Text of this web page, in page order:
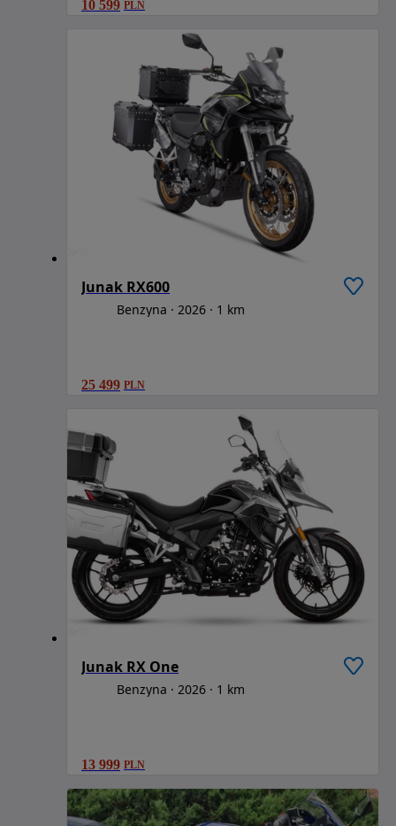
10 599 PLN
Junak RX600
Benzyna 2026 1 km
25 499 PLN
Junak RX One
Benzyna 2026 1 km
13 999 PLN